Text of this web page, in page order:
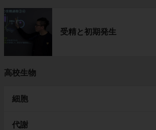
受精と初期発生
高校生物
細胞
代謝